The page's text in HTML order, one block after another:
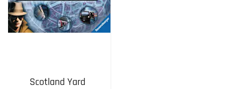
Scotland Yard